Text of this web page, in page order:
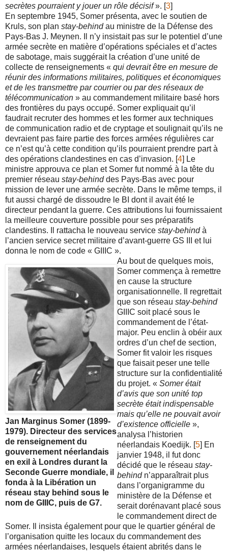
secrètes pourraient y jouer un rôle décisif». [3]
En septembre 1945, Somer présenta, avec le soutien de
Kruls, son plan stay-behindau ministre de la Défense des
Pays-Bas J. Meynen. Il n’y insistait pas sur le potentiel d’une
armée secrète en matière d’opérations spéciales et d’actes
de sabotage, mais suggérait la création d’une unité de
collecte de renseignements « qui devrait être en mesure de
réunir des informations militaires, politiques et économiques
et de les transmettre par courrier ou par des réseaux de
télécommunication » au commandement militaire basé hors
des frontières du pays occupé. Somer expliquait qu’il
faudrait recruter des hommes et les former aux techniques
de communication radio et de cryptage et soulignait qu’ils ne
devraient pas faire partie des forces armées régulières car
ce n’est qu’à cette condition qu’ils pourraient prendre part à
des opérations clandestines en cas d’invasion. [4] Le
ministre approuva ce plan et Somer fut nommé à la tête du
premier réseau stay-behinddes Pays-Bas avec pour
mission de lever une armée secrète. Dans le même temps, il
fut aussi chargé de dissoudre le BI dont il avait été le
directeur pendant la guerre. Ces attributions lui fournissaient
la meilleure couverture possible pour ses préparatifs
clandestins. Il rattacha le nouveau service stay-behindà
l’ancien service secret militaire d’avant-guerre GS III et lui
donna le nom de code « GIIIC ».
Jan Marginus Somer (1899-
1979). Directeur des services
de renseignement du
gouvernement néerlandais
en exil à Londres durant la
Seconde Guerre mondiale, il
fonda à la Libération un
réseau stay behind sous le
nom de GIIIC, puis de G7.
Au bout de quelques mois,
Somer commença à remettre
en cause la structure
organisationnelle. Il regrettait
que son réseau stay-behind
GIIIC soit placé sous le
commandement de l’état-
major. Peu enclin à obéir aux
ordres d’un chef de section,
Somer fit valoir les risques
que faisait peser une telle
structure sur la confidentialité
du projet. « Somer était
d’avis que son unité top
secrète était indispensable
mais qu’elle ne pouvait avoir
d’existence officielle »,
analysa l’historien
néerlandais Koedijk. [5] En
janvier 1948, il fut donc
décidé que le réseau stay-
behindn’apparaîtrait plus
dans l’organigramme du
ministère de la Défense et
serait dorénavant placé sous
le commandement direct de
Somer. Il insista également pour que le quartier général de
l’organisation quitte les locaux du commandement des
armées néerlandaises, lesquels étaient abrités dans le